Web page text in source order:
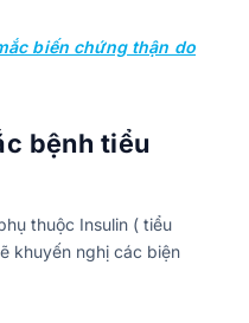
biến chứng thận do
bệnh tiểu
thuộc Insulin ( tiểu
khuyến nghị các biện